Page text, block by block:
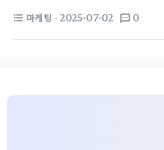
있다면, 이 글이 도움될 수 있을 거예
나 기업 정보를 효과적으로 운영하
format_list_bulleted 마케팅 · 2025-07-02 textsms 0